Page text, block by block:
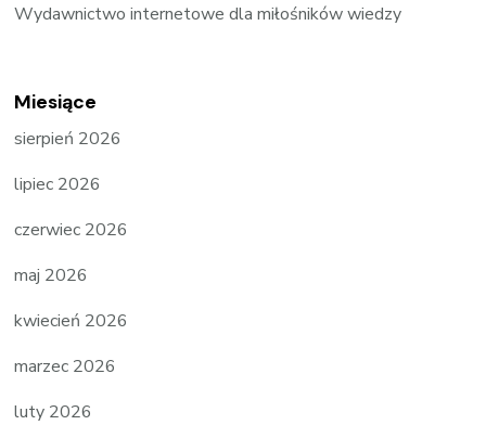
Wydawnictwo internetowe dla miłośników wiedzy
Miesiące
sierpień 2026
lipiec 2026
czerwiec 2026
maj 2026
kwiecień 2026
marzec 2026
luty 2026